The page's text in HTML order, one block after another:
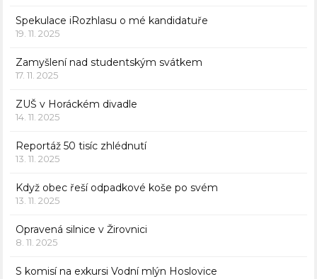
Spekulace iRozhlasu o mé kandidatuře
19. 11. 2025
Zamyšlení nad studentským svátkem
17. 11. 2025
ZUŠ v Horáckém divadle
14. 11. 2025
Reportáž 50 tisíc zhlédnutí
13. 11. 2025
Když obec řeší odpadkové koše po svém
13. 11. 2025
Opravená silnice v Žirovnici
8. 11. 2025
S komisí na exkursi Vodní mlýn Hoslovice